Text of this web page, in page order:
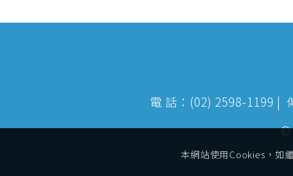
電 話：(02) 2598-1199 |
©
本網站使用Cookies，如